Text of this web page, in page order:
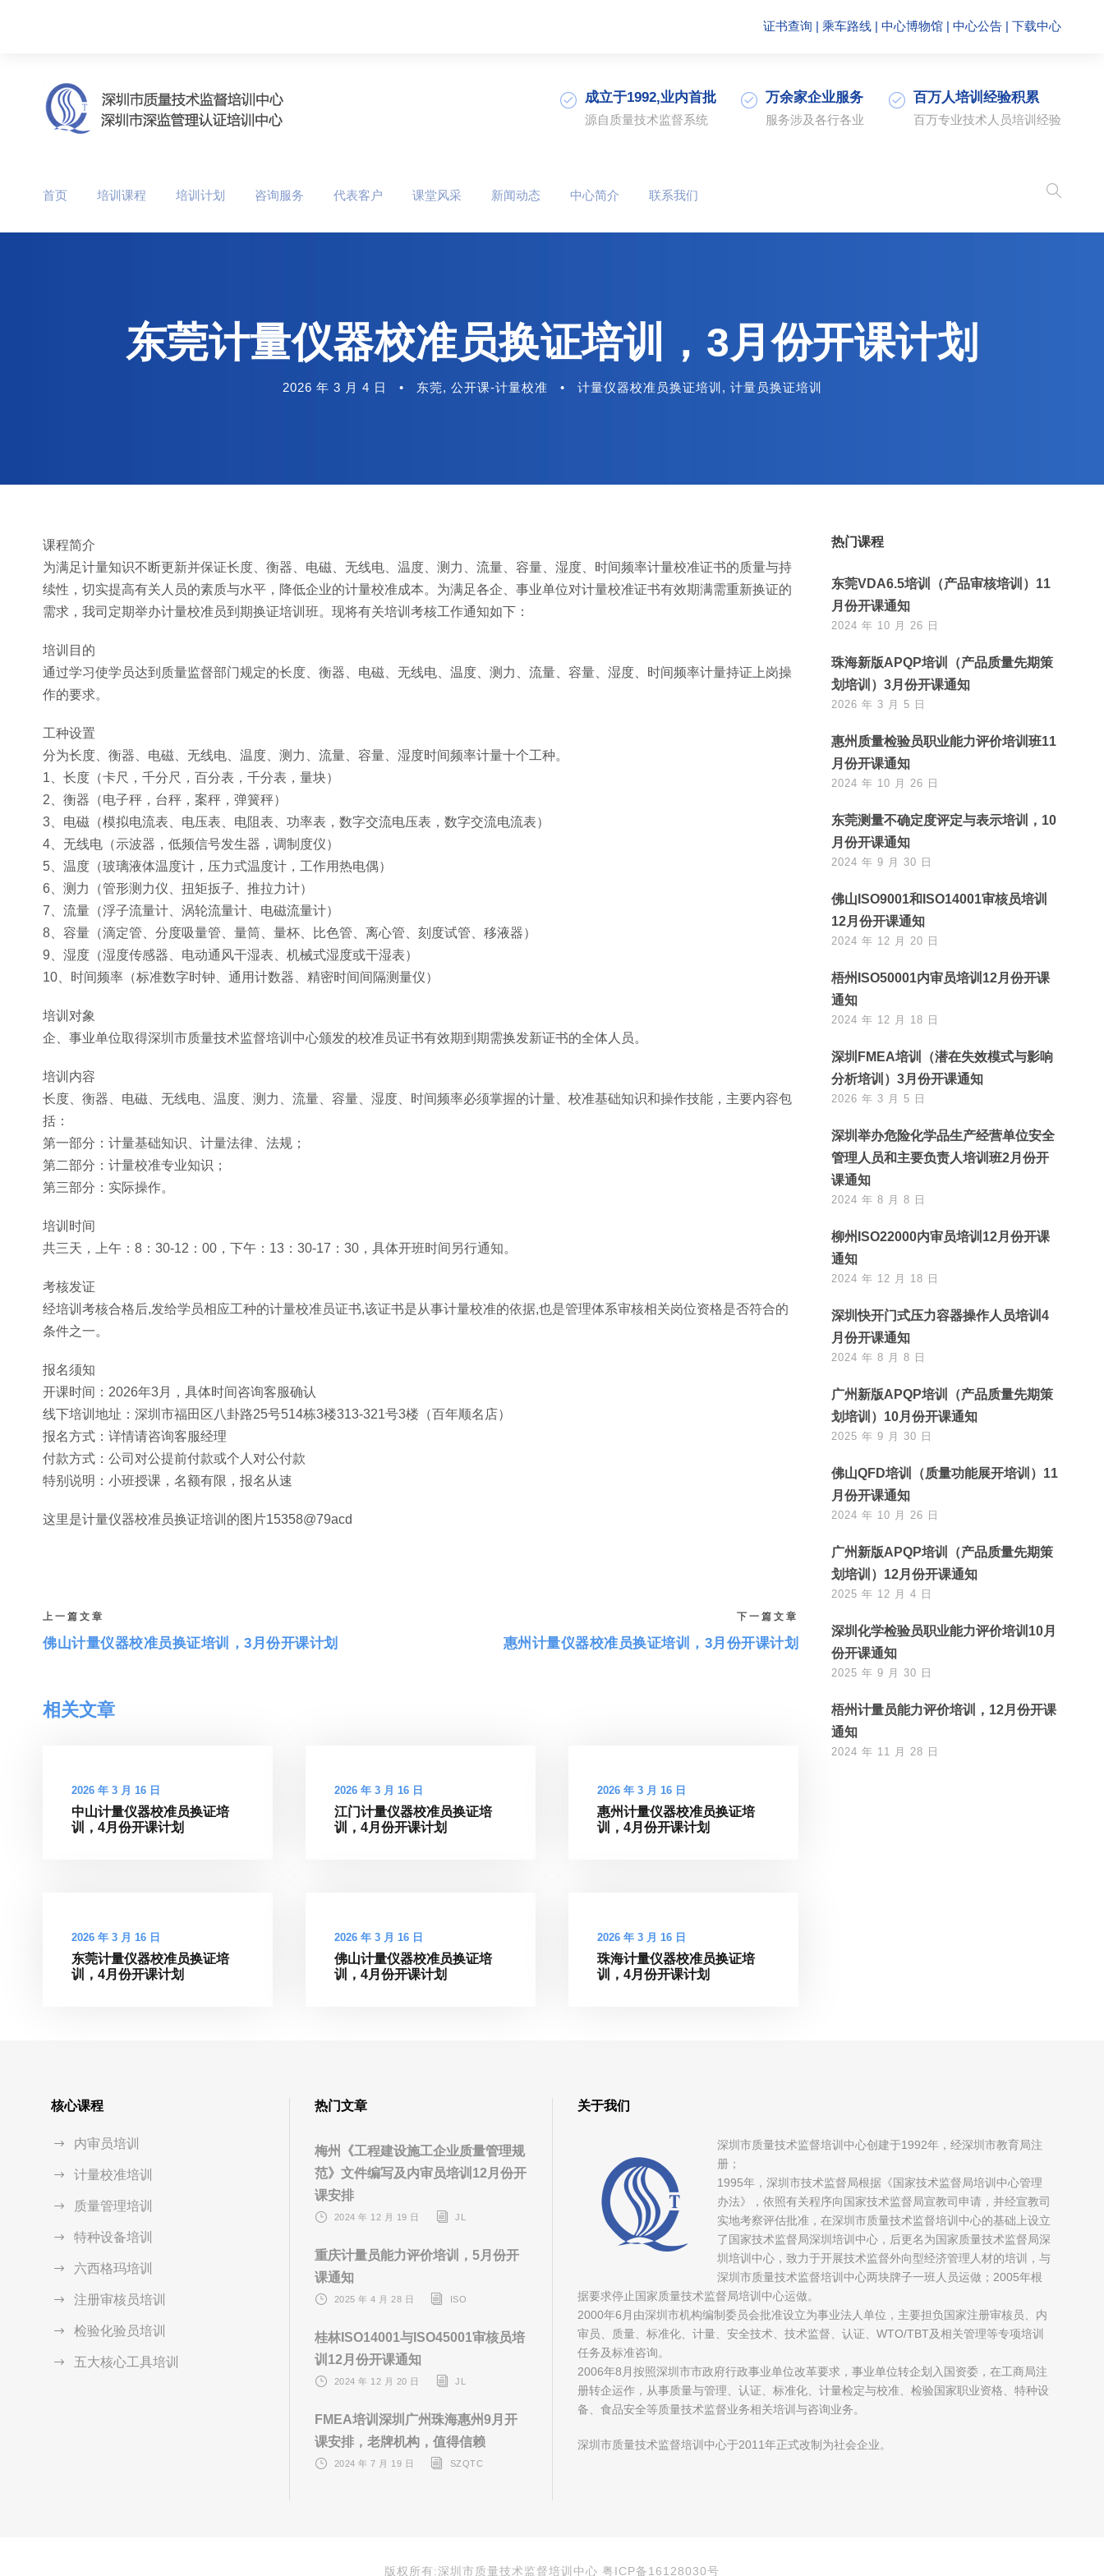
证书查询 | 乘车路线 | 中心博物馆 | 中心公告 | 下载中心
成立于1992,业内首批
源自质量技术监督系统
万余家企业服务
服务涉及各行各业
百万人培训经验积累
百万专业技术人员培训经验
首页 培训课程 培训计划 咨询服务 代表客户 课堂风采 新闻动态 中心简介 联系我们
东莞计量仪器校准员换证培训，3月份开课计划
2026 年 3 月 4 日 • 东莞, 公开课-计量校准 • 计量仪器校准员换证培训 , 计量员换证培训
课程简介
为满足计量知识不断更新并保证长度、衡器、电磁、无线电、温度、测力、流量、容量、湿度、时间频率计量校准证书的质量与持
续性，切实提高有关人员的素质与水平，降低企业的计量校准成本。为满足各企、事业单位对计量校准证书有效期满需重新换证的
需求，我司定期举办计量校准员到期换证培训班。现将有关培训考核工作通知如下：
培训目的
通过学习使学员达到质量监督部门规定的长度、衡器、电磁、无线电、温度、测力、流量、容量、湿度、时间频率计量持证上岗操
作的要求。
工种设置
分为长度、衡器、电磁、无线电、温度、测力、流量、容量、湿度时间频率计量十个工种。
1、长度（卡尺，千分尺，百分表，千分表，量块）
2、衡器（电子秤，台秤，案秤，弹簧秤）
3、电磁（模拟电流表、电压表、电阻表、功率表，数字交流电压表，数字交流电流表）
4、无线电（示波器，低频信号发生器，调制度仪）
5、温度（玻璃液体温度计，压力式温度计，工作用热电偶）
6、测力（管形测力仪、扭矩扳子、推拉力计）
7、流量（浮子流量计、涡轮流量计、电磁流量计）
8、容量（滴定管、分度吸量管、量筒、量杯、比色管、离心管、刻度试管、移液器）
9、湿度（湿度传感器、电动通风干湿表、机械式湿度或干湿表）
10、时间频率（标准数字时钟、通用计数器、精密时间间隔测量仪）
培训对象
企、事业单位取得深圳市质量技术监督培训中心颁发的校准员证书有效期到期需换发新证书的全体人员。
培训内容
长度、衡器、电磁、无线电、温度、测力、流量、容量、湿度、时间频率必须掌握的计量、校准基础知识和操作技能，主要内容包
括：
第一部分：计量基础知识、计量法律、法规；
第二部分：计量校准专业知识；
第三部分：实际操作。
培训时间
共三天，上午：8：30-12：00，下午：13：30-17：30，具体开班时间另行通知。
考核发证
经培训考核合格后,发给学员相应工种的计量校准员证书,该证书是从事计量校准的依据,也是管理体系审核相关岗位资格是否符合的
条件之一。
报名须知
开课时间：2026年3月，具体时间咨询客服确认
线下培训地址：深圳市福田区八卦路25号514栋3楼313-321号3楼（百年顺名店）
报名方式：详情请咨询客服经理
付款方式：公司对公提前付款或个人对公付款
特别说明：小班授课，名额有限，报名从速
这里是计量仪器校准员换证培训的图片15358@79acd
上一篇文章
佛山计量仪器校准员换证培训，3月份开课计划
下一篇文章
惠州计量仪器校准员换证培训，3月份开课计划
相关文章
2026 年 3 月 16 日
中山计量仪器校准员换证培
训，4月份开课计划
2026 年 3 月 16 日
江门计量仪器校准员换证培
训，4月份开课计划
2026 年 3 月 16 日
惠州计量仪器校准员换证培
训，4月份开课计划
2026 年 3 月 16 日
东莞计量仪器校准员换证培
训，4月份开课计划
2026 年 3 月 16 日
佛山计量仪器校准员换证培
训，4月份开课计划
2026 年 3 月 16 日
珠海计量仪器校准员换证培
训，4月份开课计划
热门课程
东莞VDA6.5培训（产品审核培训）11
月份开课通知
2024 年 10 月 26 日
珠海新版APQP培训（产品质量先期策
划培训）3月份开课通知
2026 年 3 月 5 日
惠州质量检验员职业能力评价培训班11
月份开课通知
2024 年 10 月 26 日
东莞测量不确定度评定与表示培训，10
月份开课通知
2024 年 9 月 30 日
佛山ISO9001和ISO14001审核员培训
12月份开课通知
2024 年 12 月 20 日
梧州ISO50001内审员培训12月份开课
通知
2024 年 12 月 18 日
深圳FMEA培训（潜在失效模式与影响
分析培训）3月份开课通知
2026 年 3 月 5 日
深圳举办危险化学品生产经营单位安全
管理人员和主要负责人培训班2月份开
课通知
2024 年 8 月 8 日
柳州ISO22000内审员培训12月份开课
通知
2024 年 12 月 18 日
深圳快开门式压力容器操作人员培训4
月份开课通知
2024 年 8 月 8 日
广州新版APQP培训（产品质量先期策
划培训）10月份开课通知
2025 年 9 月 30 日
佛山QFD培训（质量功能展开培训）11
月份开课通知
2024 年 10 月 26 日
广州新版APQP培训（产品质量先期策
划培训）12月份开课通知
2025 年 12 月 4 日
深圳化学检验员职业能力评价培训10月
份开课通知
2025 年 9 月 30 日
梧州计量员能力评价培训，12月份开课
通知
2024 年 11 月 28 日
核心课程
内审员培训
计量校准培训
质量管理培训
特种设备培训
六西格玛培训
注册审核员培训
检验化验员培训
五大核心工具培训
热门文章
梅州《工程建设施工企业质量管理规
范》文件编写及内审员培训12月份开
课安排
2024 年 12 月 19 日 JL
重庆计量员能力评价培训，5月份开
课通知
2025 年 4 月 28 日 ISO
桂林ISO14001与ISO45001审核员培
训12月份开课通知
2024 年 12 月 20 日 JL
FMEA培训深圳广州珠海惠州9月开
课安排，老牌机构，值得信赖
2024 年 7 月 19 日 SZQTC
关于我们
深圳市质量技术监督培训中心创建于1992年，经深圳市教育局注
册；
1995年，深圳市技术监督局根据《国家技术监督局培训中心管理
办法》，依照有关程序向国家技术监督局宣教司申请，并经宣教司
实地考察评估批准，在深圳市质量技术监督培训中心的基础上设立
了国家技术监督局深圳培训中心，后更名为国家质量技术监督局深
圳培训中心，致力于开展技术监督外向型经济管理人材的培训，与
深圳市质量技术监督培训中心两块牌子一班人员运做；2005年根
据要求停止国家质量技术监督局培训中心运做。
2000年6月由深圳市机构编制委员会批准设立为事业法人单位，主要担负国家注册审核员、内
审员、质量、标准化、计量、安全技术、技术监督、认证、WTO/TBT及相关管理等专项培训
任务及标准咨询。
2006年8月按照深圳市市政府行政事业单位改革要求，事业单位转企划入国资委，在工商局注
册转企运作，从事质量与管理、认证、标准化、计量检定与校准、检验国家职业资格、特种设
备、食品安全等质量技术监督业务相关培训与咨询业务。
深圳市质量技术监督培训中心于2011年正式改制为社会企业。
版权所有:深圳市质量技术监督培训中心 粤ICP备16128030号